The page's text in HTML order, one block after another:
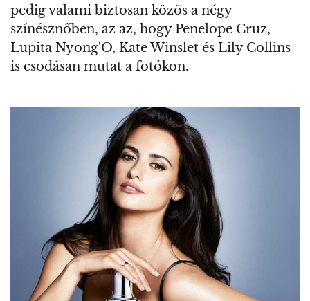
pedig valami biztosan közös a négy
színésznőben, az az, hogy Penelope Cruz,
Lupita Nyong'O, Kate Winslet és Lily Collins
is csodásan mutat a fotókon.